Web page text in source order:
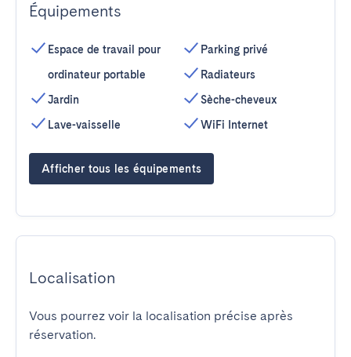
Équipements
Espace de travail pour
ordinateur portable
Jardin
Lave-vaisselle
Parking privé
Radiateurs
Sèche-cheveux
WiFi Internet
Afficher tous les équipements
Localisation
Vous pourrez voir la localisation précise après
réservation.